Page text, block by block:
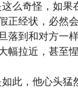
奇怪，如果
正经状，必然
落到和对方一
幅拉近，甚至惺
，他心头猛